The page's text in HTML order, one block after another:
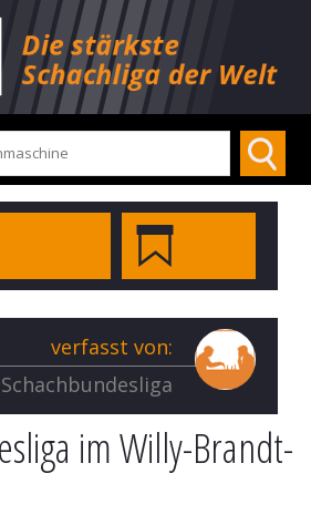
verfasst von:
Schachbundesliga
im Willy-Brandt-